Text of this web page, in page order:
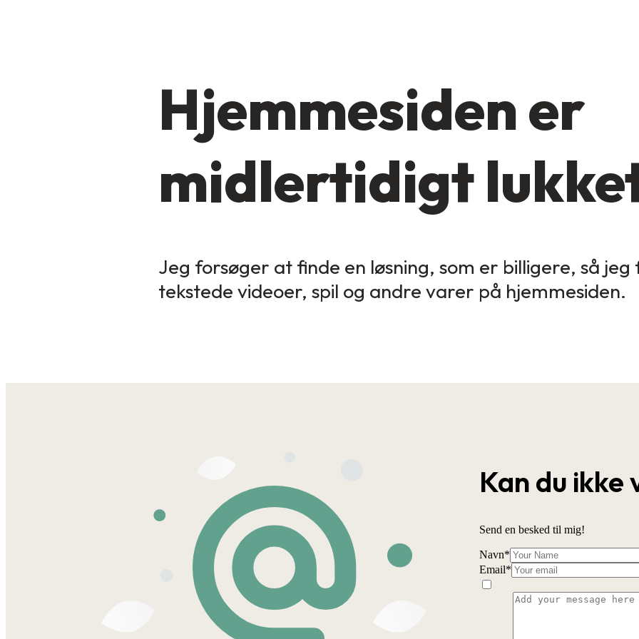
Hjemmesiden er
midlertidigt
Jeg forsøger at finde en løsning, som er billigere, så
tekstede videoer, spil og andre varer på hjemmesiden.
Kan du ikke
Send en besked til mig!
Navn*
Email*